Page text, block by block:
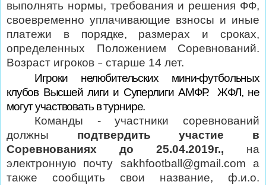
выполнять нормы, требования и решения ФФ,
своевременно уплачивающие взносы и иные
платежи в порядке, размерах и сроках,
определенных Положением Соревнований.
Возраст игроков – старше 14 лет.
Игроки нелюбительских мини-футбольных
клубов Высшей лиги и Суперлиги АМФР.
ЖФЛ, не
могут участвовать в турнире.
Команды - участники соревнований
должны подтвердить участие в
Соревнованиях до 25.04.2019г., на
электронную почту sakhfootball @gmail .com а
также сообщить свои название, ф.и.о.